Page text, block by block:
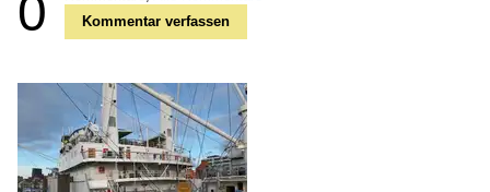
0
Kommentar verfassen